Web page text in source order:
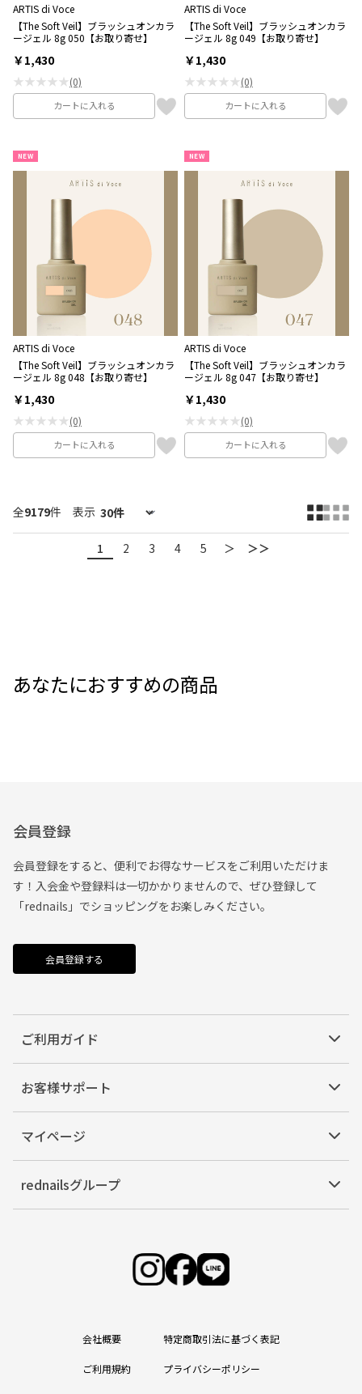
ARTIS di Voce
【The Soft Veil】ブラッシュオンカラ
ージェル 8g 050【お取り寄せ】
￥1,430
★★★★★(0)
カートに入れる
ARTIS di Voce
【The Soft Veil】ブラッシュオンカラ
ージェル 8g 049【お取り寄せ】
￥1,430
★★★★★(0)
カートに入れる
NEW
ARTIS di Voce
【The Soft Veil】ブラッシュオンカラ
ージェル 8g 048【お取り寄せ】
￥1,430
★★★★★(0)
カートに入れる
NEW
ARTIS di Voce
【The Soft Veil】ブラッシュオンカラ
ージェル 8g 047【お取り寄せ】
￥1,430
★★★★★(0)
カートに入れる
全9179件 表示
1 2 3 4 5 ＞ ＞＞
あなたにおすすめの商品
会員登録
会員登録をすると、便利でお得なサービスをご利用いただけま
す！入会金や登録料は一切かかりませんので、ぜひ登録して
「rednails」でショッピングをお楽しみください。
会員登録する
ご利用ガイド
お客様サポート
マイページ
rednailsグループ
会社概要 特定商取引法に基づく表記
ご利用規約 プライバシーポリシー